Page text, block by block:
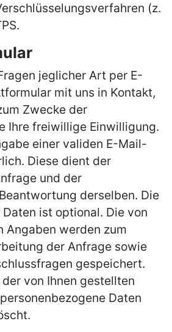
(z.
jeglicher Art per E-
mit uns in Kontakt,
Zwecke der
Ihre freiwillige Einwilligung.
einer validen E-Mail-
Diese dient der
und der
derselben. Die
ist optional. Die von
Angaben werden zum
der Anfrage sowie
gespeichert.
von Ihnen gestellten
Daten